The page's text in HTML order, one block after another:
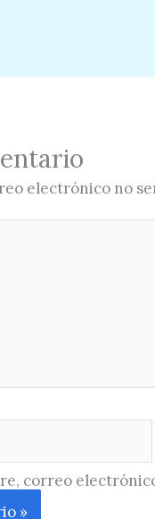
electrónico no
correo